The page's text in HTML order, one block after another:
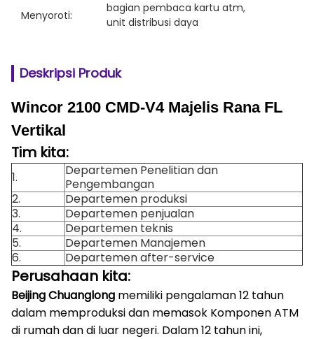
Menyoroti:
bagian pembaca kartu atm,
unit distribusi daya
Deskripsi Produk
Wincor 2100 CMD-V4 Majelis Rana FL
Vertikal
Tim kita:
1.
Departemen Penelitian dan
Pengembangan
2.
Departemen produksi
3.
Departemen penjualan
4.
Departemen teknis
5.
Departemen Manajemen
6.
Departemen after-service
Perusahaan kita:
Beijing Chuanglong memiliki pengalaman 12 tahun
dalam memproduksi dan memasok Komponen ATM
di rumah dan di luar negeri. Dalam 12 tahun ini,